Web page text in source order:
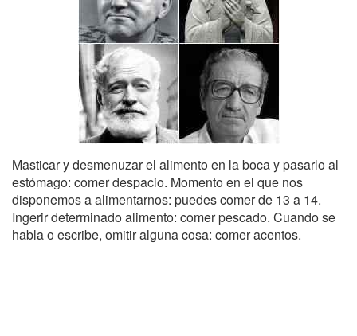
Masticar y desmenuzar el alimento en la boca y pasarlo al
estómago: comer despacio. Momento en el que nos
disponemos a alimentarnos: puedes comer de 13 a 14.
Ingerir determinado alimento: comer pescado. Cuando se
habla o escribe, omitir alguna cosa: comer acentos.